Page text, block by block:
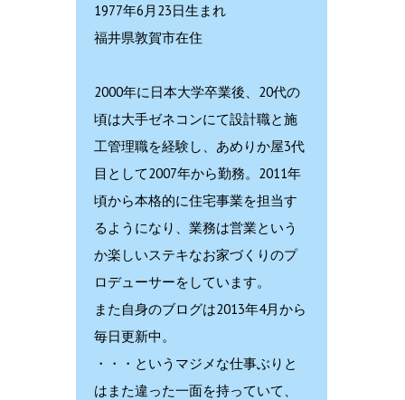
1977年6月23日生まれ
福井県敦賀市在住
2000年に日本大学卒業後、20代の
頃は大手ゼネコンにて設計職と施
工管理職を経験し、あめりか屋3代
目として2007年から勤務。2011年
頃から本格的に住宅事業を担当す
るようになり、業務は営業という
か楽しいステキなお家づくりのプ
ロデューサーをしています。
また自身のブログは2013年4月から
毎日更新中。
・・・というマジメな仕事ぶりと
はまた違った一面を持っていて、